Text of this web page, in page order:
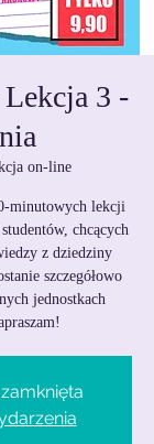
Lekcja 3 -
on-line
minutowych lekcji
chcących
z dziedziny
szczegółowo
jednostkach